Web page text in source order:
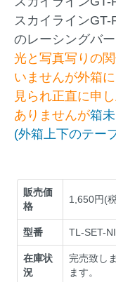
スカイラインGT-
のレーシングバ
光と写真写りの
いませんが外箱
見られ正直に申
ありませんが箱
(外箱上下のテー
販売価
格
1,650円(
型番 TL-SET-
在庫状
況
完売致し
ます。